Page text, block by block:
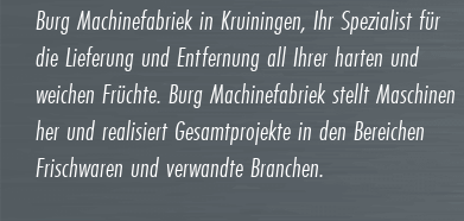
Burg Machinefabriek in Kruiningen, Ihr Spezialist für
die Lieferung und Entfernung all Ihrer harten und
weichen Früchte. Burg Machinefabriek stellt Maschinen
her und realisiert Gesamtprojekte in den Bereichen
Frischwaren und verwandte Branchen.